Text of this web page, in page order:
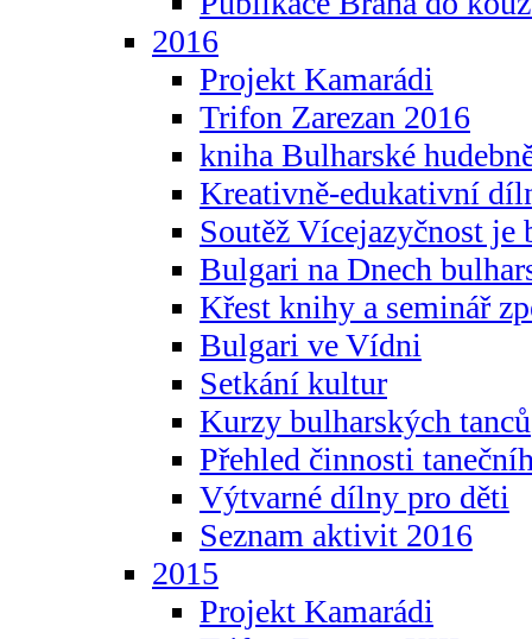
2016
Projekt Kamarádi
Trifon Zarezan 2016
kniha Bulharské
Kreativně-edukativní
Soutěž Vícejazyčnost je
Bulgari na Dnech
Křest knihy a seminář
Bulgari ve Vídni
Setkání kultur
Kurzy bulharských tanců
Přehled činnosti
Výtvarné dílny pro děti
Seznam aktivit 2016
2015
Projekt Kamarádi